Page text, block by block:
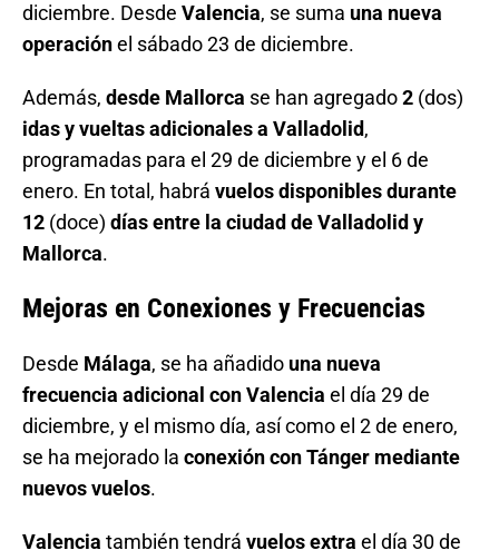
diciembre. Desde Valencia, se suma una nueva
operaciónel sábado 23 de diciembre.
Además, desde Mallorca se han agregado2 (dos)
idas y vueltas adicionales a Valladolid,
programadas para el 29 de diciembre y el 6 de
enero. En total, habrá vuelos disponibles durante
12 (doce) días entre la ciudad de Valladolid y
Mallorca.
Mejoras en Conexiones y Frecuencias
Desde Málaga, se ha añadido una nueva
frecuencia adicional con Valencia el día 29 de
diciembre, y el mismo día, así como el 2 de enero,
se ha mejorado la conexión con Tánger mediante
nuevos vuelos.
Valencia también tendrá vuelos extra el día 30 de